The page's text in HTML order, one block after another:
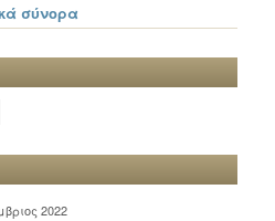
σύνορα
2022